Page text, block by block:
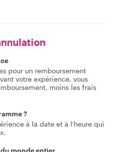
pour un remboursement
votre expérience, vous
moins les frais
?
à la date et à l'heure qui
monde entier